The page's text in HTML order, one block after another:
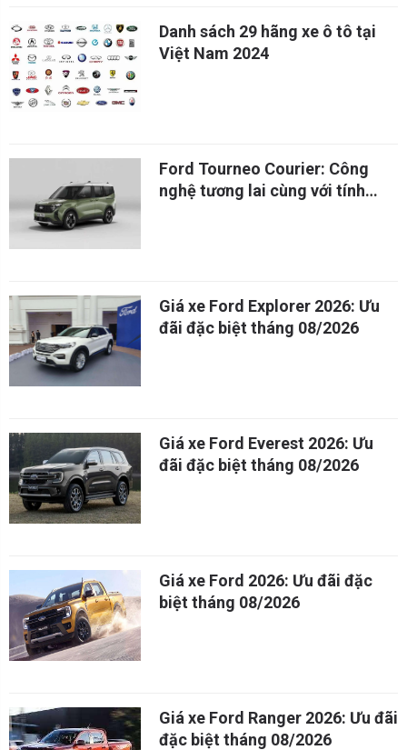
Danh sách 29 hãng xe ô tô tại
Việt Nam 2024
Ford Tourneo Courier: Công
nghệ tương lai cùng với tính
Giá xe Ford Explorer 2026: Ưu
đãi đặc biệt tháng 08/2026
Giá xe Ford Everest 2026: Ưu
đãi đặc biệt tháng 08/2026
Giá xe Ford 2026: Ưu đãi đặc
biệt tháng 08/2026
Giá xe Ford Ranger 2026: Ưu đãi
đặc biệt tháng 08/2026